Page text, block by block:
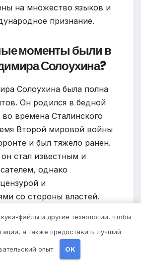
на множество языков и
признание.
моменты были в
Солоухина?
Солоухина была полна
Он родился в бедной
времена Сталинского
Второй мировой войны
и был тяжело ранен.
стал известным и
однако
и
со стороны властей.
сыграл роман
жизни Владимира
файлы и другие технологии, чтобы
а также предоставить лучший
опыт. OK